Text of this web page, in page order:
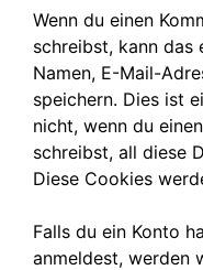
Wenn du einen
schreibst, kann das
Namen, E-Mail-
speichern. Dies ist
nicht, wenn du
schreibst, all diese
Diese Cookies
Falls du ein Konto
anmeldest, werden